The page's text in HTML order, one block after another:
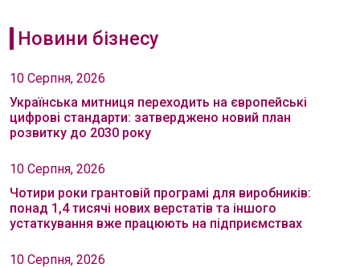
Новини бізнесу
10 Серпня, 2026
Українська митниця переходить на європейські
цифрові стандарти: затверджено новий план
розвитку до 2030 року
10 Серпня, 2026
Чотири роки грантовій програмі для виробників:
понад 1,4 тисячі нових верстатів та іншого
устаткування вже працюють на підприємствах
10 Серпня, 2026